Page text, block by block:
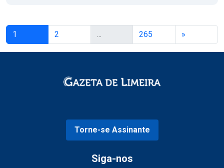
1 2 265 »
Torne-se Assinante
Siga-nos